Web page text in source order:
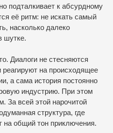
подталкивает к абсурдному
её ритм: не искать самый
насколько далеко
шутке.
Диалоги не стесняются
на происходящее
а сама история постоянно
индустрию. При этом
За всей этой нарочитой
структура, где
на общий тон приключения.